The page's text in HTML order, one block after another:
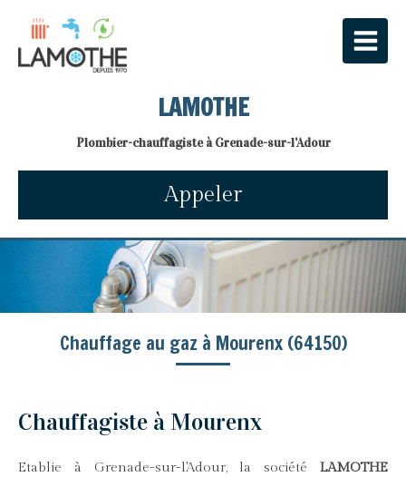
LAMOTHE
Plombier-chauffagiste à Grenade-sur-l'Adour
Appeler
Chauffage au gaz à Mourenx (64150)
Chauffagiste à Mourenx
Etablie à Grenade-sur-l'Adour, la société LAMOTHE